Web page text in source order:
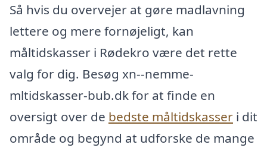
Så hvis du overvejer at gøre madlavning
lettere og mere fornøjeligt, kan
måltidskasser i Rødekro være det rette
valg for dig. Besøg xn--nemme-
mltidskasser-bub.dk for at finde en
oversigt over de bedste måltidskasser i dit
område og begynd at udforske de mange